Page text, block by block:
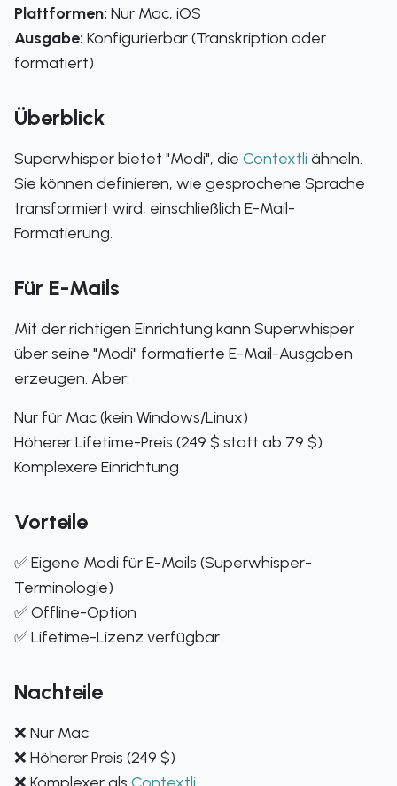
Plattformen: Nur Mac, iOS
Ausgabe: Konfigurierbar (Transkription oder
formatiert)
Überblick
Superwhisper bietet "Modi", die Contextliähneln.
Sie können definieren, wie gesprochene Sprache
transformiert wird, einschließlich E-Mail-
Formatierung.
Für E-Mails
Mit der richtigen Einrichtung kann Superwhisper
über seine "Modi" formatierte E-Mail-Ausgaben
erzeugen. Aber:
Nur für Mac (kein Windows/Linux)
Höherer Lifetime-Preis (249 $ statt ab 79 $)
Komplexere Einrichtung
Vorteile
✅ Eigene Modi für E-Mails (Superwhisper-
Terminologie)
✅ Offline-Option
✅ Lifetime-Lizenz verfügbar
Nachteile
❌ Nur Mac
❌ Höherer Preis (249 $)